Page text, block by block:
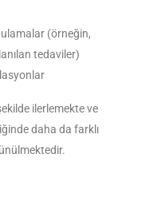
(örneğin,
tedaviler)
ilerlemekte ve
daha da farklı